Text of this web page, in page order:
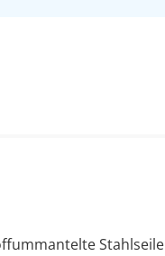
Stahlseile